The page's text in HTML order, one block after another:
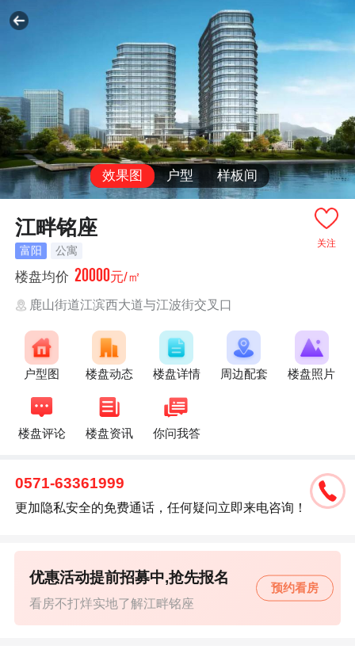
效果图 户型 样板间
关注
江畔铭座
富阳 公寓
楼盘均价 20000元/㎡
鹿山街道江滨西大道与江波街交叉口
户型图 楼盘动态 楼盘详情 周边配套 楼盘照片
楼盘评论 楼盘资讯 你问我答
0571-63361999
更加隐私安全的免费通话，任何疑问立即来电咨询！
看房不打烊实地了解江畔铭座
优惠活动提前招募中,抢先报名
预约看房